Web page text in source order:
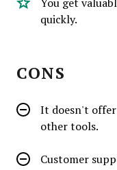
quickly.
CONS
It doesn't offer
other tools.
Customer